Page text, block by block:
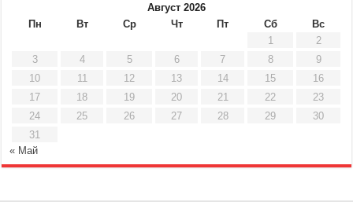
Август 2026
Пн
Вт Ср Чт Пт Сб
Вс
1
2
3
4 5 6 7 8
9
10
11 12 13 14 15
16
17
18 19 20 21 22
23
24
25 26 27 28 29
30
31
« Май